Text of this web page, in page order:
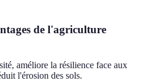
de l'agriculture
améliore la résilience face aux
l'érosion des sols.